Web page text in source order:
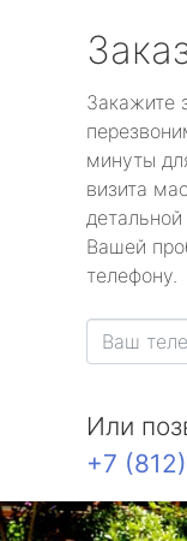
Закажите
минуты
визита
Вашей
телефону.
Или
+7